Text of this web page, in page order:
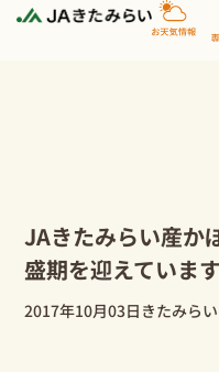
JAきたみらい産か
盛期を迎えていま
2017年10月03日 きたみら